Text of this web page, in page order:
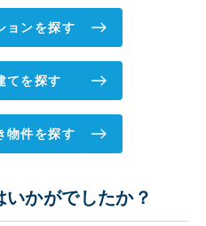
ョンを探す
てを探す
物件を探す
かがでしたか？